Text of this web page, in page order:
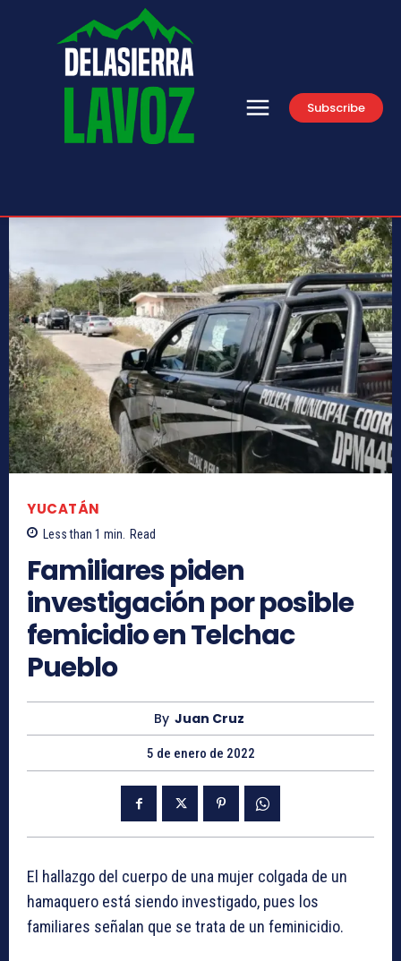
Subscribe
YUCATÁN
Less than 1 min. Read
Familiares piden
investigación por posible
femicidio en Telchac
Pueblo
By Juan Cruz
5 de enero de 2022
El hallazgo del cuerpo de una mujer colgada de un
hamaquero está siendo investigado, pues los
familiares señalan que se trata de un feminicidio.